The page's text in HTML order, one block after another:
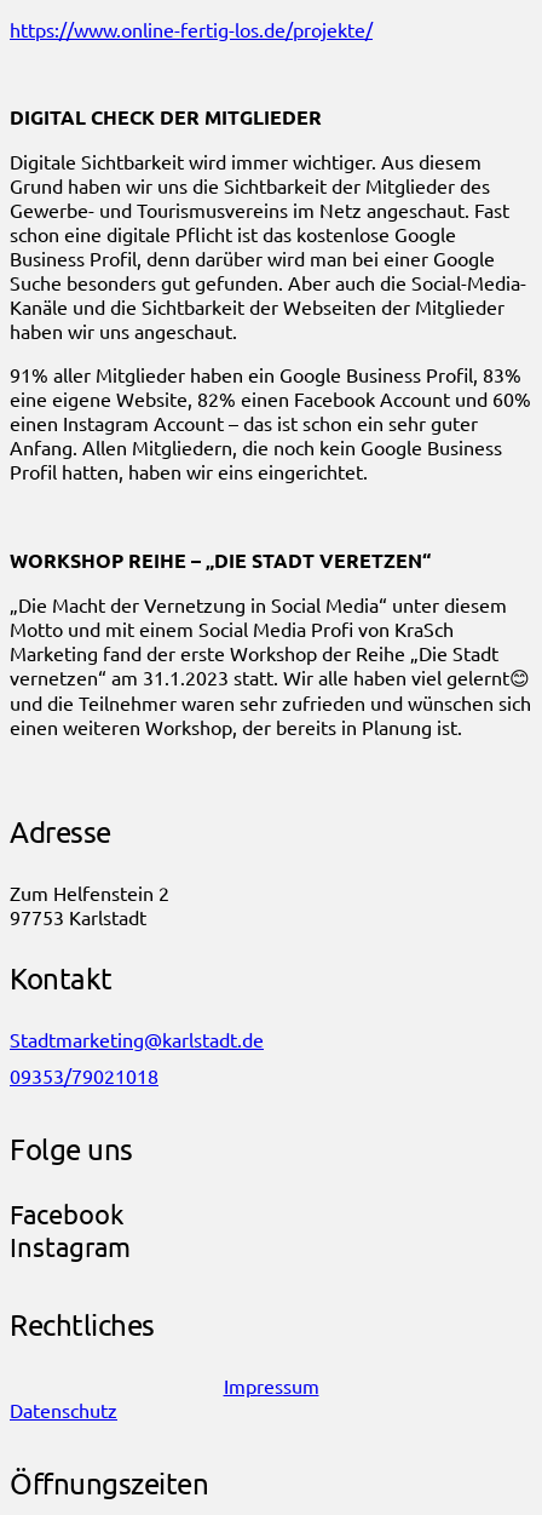
https://www.online-fertig-los.de/projekte/
DIGITAL CHECK DER MITGLIEDER
Digitale Sichtbarkeit wird immer wichtiger. Aus diesem
Grund haben wir uns die Sichtbarkeit der Mitglieder des
Gewerbe- und Tourismusvereins im Netz angeschaut. Fast
schon eine digitale Pflicht ist das kostenlose Google
Business Profil, denn darüber wird man bei einer Google
Suche besonders gut gefunden. Aber auch die Social-Media-
Kanäle und die Sichtbarkeit der Webseiten der Mitglieder
haben wir uns angeschaut.
91% aller Mitglieder haben ein Google Business Profil, 83%
eine eigene Website, 82% einen Facebook Account und 60%
einen Instagram Account – das ist schon ein sehr guter
Anfang. Allen Mitgliedern, die noch kein Google Business
Profil hatten, haben wir eins eingerichtet.
WORKSHOP REIHE – „DIE STADT VERETZEN“
„Die Macht der Vernetzung in Social Media“ unter diesem
Motto und mit einem Social Media Profi von KraSch
Marketing fand der erste Workshop der Reihe „Die Stadt
vernetzen“ am 31.1.2023 statt. Wir alle haben viel gelernt😊
und die Teilnehmer waren sehr zufrieden und wünschen sich
einen weiteren Workshop, der bereits in Planung ist.
Adresse
Zum Helfenstein 2
97753 Karlstadt
Kontakt
Stadtmarketing@karlstadt.de
09353/79021018
Folge uns
Facebook
Instagram
Rechtliches
Impressum
Datenschutz
Öffnungszeiten